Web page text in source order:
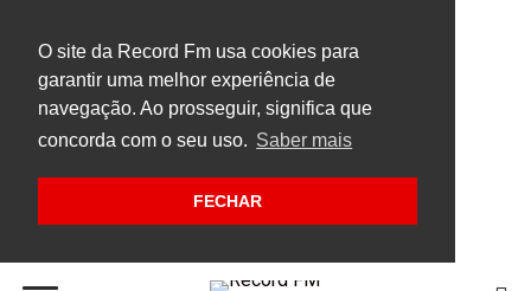
O site da Record Fm usa cookies para
garantir uma melhor experiência de
navegação. Ao prosseguir, significa que
concorda com o seu uso. Saber mais
FECHAR